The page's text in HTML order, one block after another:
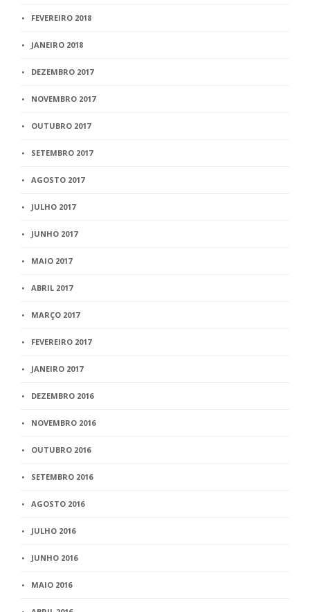
FEVEREIRO 2018
JANEIRO 2018
DEZEMBRO 2017
NOVEMBRO 2017
OUTUBRO 2017
SETEMBRO 2017
AGOSTO 2017
JULHO 2017
JUNHO 2017
MAIO 2017
ABRIL 2017
MARÇO 2017
FEVEREIRO 2017
JANEIRO 2017
DEZEMBRO 2016
NOVEMBRO 2016
OUTUBRO 2016
SETEMBRO 2016
AGOSTO 2016
JULHO 2016
JUNHO 2016
MAIO 2016